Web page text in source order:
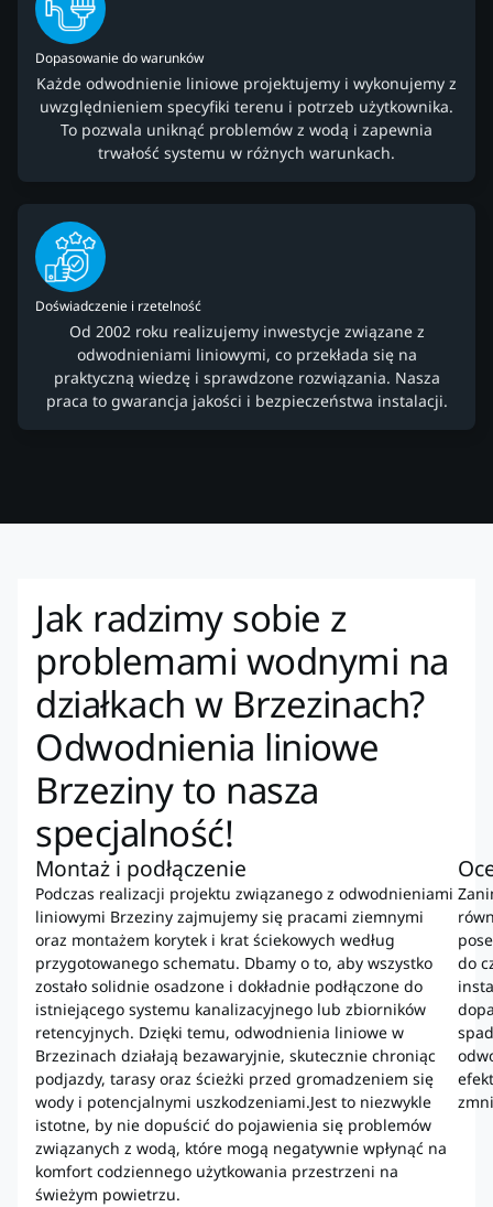
Dopasowanie do warunków
Każde odwodnienie liniowe projektujemy i wykonujemy z
uwzględnieniem specyfiki terenu i potrzeb użytkownika.
To pozwala uniknąć problemów z wodą i zapewnia
trwałość systemu w różnych warunkach.
Doświadczenie i rzetelność
Od 2002 roku realizujemy inwestycje związane z
odwodnieniami liniowymi, co przekłada się na
praktyczną wiedzę i sprawdzone rozwiązania. Nasza
praca to gwarancja jakości i bezpieczeństwa instalacji.
Jak radzimy sobie z
problemami wodnymi na
działkach w Brzezinach?
Odwodnienia liniowe
Brzeziny to nasza
specjalność!
Montaż i podłączenie
Podczas realizacji projektu związanego z odwodnieniami
liniowymi Brzeziny zajmujemy się pracami ziemnymi
oraz montażem korytek i krat ściekowych według
przygotowanego schematu. Dbamy o to, aby wszystko
zostało solidnie osadzone i dokładnie podłączone do
istniejącego systemu kanalizacyjnego lub zbiorników
retencyjnych. Dzięki temu, odwodnienia liniowe w
Brzezinach działają bezawaryjnie, skutecznie chroniąc
podjazdy, tarasy oraz ścieżki przed gromadzeniem się
wody i potencjalnymi uszkodzeniami.Jest to niezwykle
istotne, by nie dopuścić do pojawienia się problemów
związanych z wodą, które mogą negatywnie wpłynąć na
komfort codziennego użytkowania przestrzeni na
świeżym powietrzu.
do